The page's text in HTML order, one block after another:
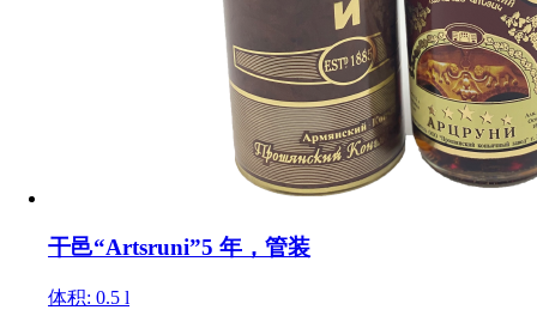
干邑“Artsruni”5 年，管装
体积: 0.5 l